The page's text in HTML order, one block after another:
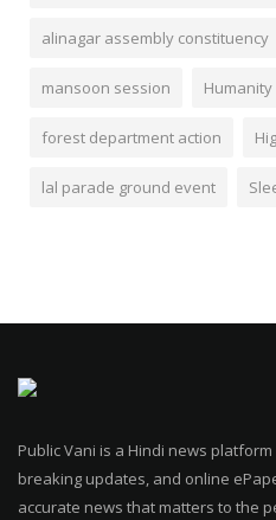
alinagar assembly constituency
mansoon session
forest department action
lal parade ground event
Public Vani is a Hindi news
breaking updates, and online
accurate news that matters to the